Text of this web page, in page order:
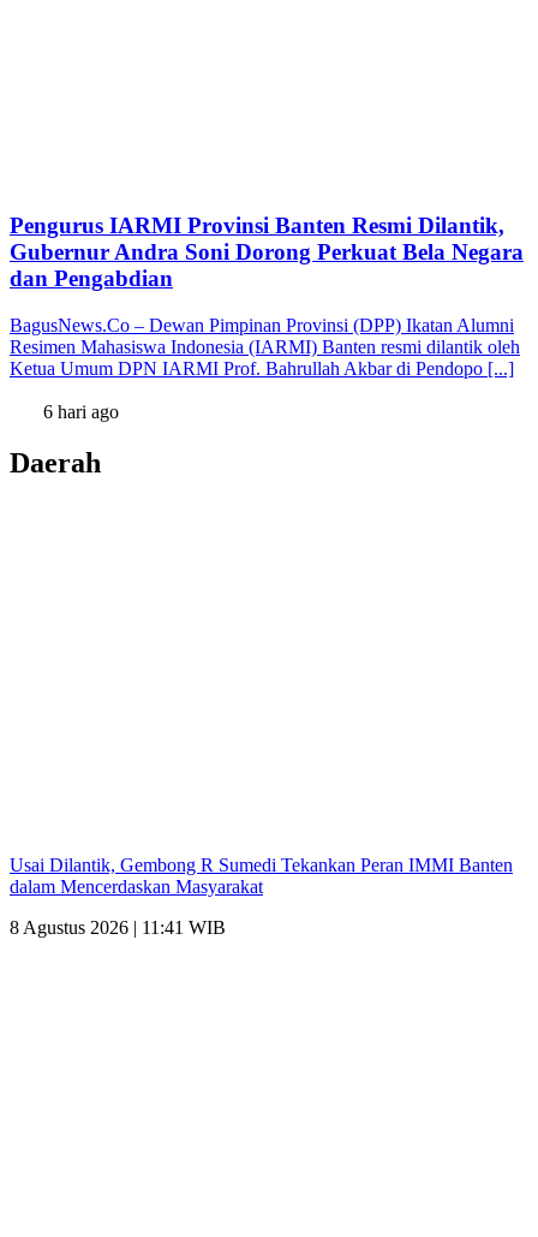
Pengurus IARMI Provinsi Banten Resmi Dilantik,
Gubernur Andra Soni Dorong Perkuat Bela Negara
dan Pengabdian
BagusNews.Co – Dewan Pimpinan Provinsi (DPP) Ikatan Alumni
Resimen Mahasiswa Indonesia (IARMI) Banten resmi dilantik oleh
Ketua Umum DPN IARMI Prof. Bahrullah Akbar di Pendopo [...]
6 hari ago
Daerah
Usai Dilantik, Gembong R Sumedi Tekankan Peran IMMI Banten
dalam Mencerdaskan Masyarakat
8 Agustus 2026 | 11:41 WIB